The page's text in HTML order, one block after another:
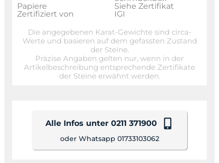
Papiere
Siehe Zertifikat
Zertifiziert von
IGI
Die angegebenen Karat-Gewichte sind circa-
Werte und basieren auf dem gefassten Zustand
der Steine.
Präzise Angaben gelten nur, wenn in der
Artikelbeschreibung entsprechende Zertifikate
der Steine erwähnt werden.
Alle Infos unter 0211 371900
oder Whatsapp 01733103062